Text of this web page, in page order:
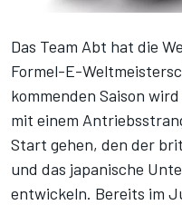
Das Team Abt hat die
Formel-E-
kommenden Saison
mit einem
Start gehen, den der
und das japanische
entwickeln. Bereits im